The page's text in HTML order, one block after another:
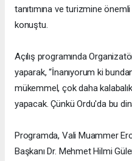
tanıtımına ve turizmine
konuştu.
Açılış programında
yaparak, “İnanıyorum ki
mükemmel, çok daha
yapacak. Çünkü Ordu'da bu
Programda, Vali Muammer
Başkanı Dr. Mehmet Hilmi